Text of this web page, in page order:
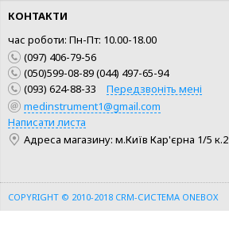
КУПИТИ
ШВИДКА ПОКУПКА
КОНТАКТИ
час роботи: Пн-Пт: 10.00-18.00
(097) 406-79-56
(050)599-08-89 (044) 497-65-94
(093) 624-88-33
Передзвоніть мені
medinstrument1@gmail.com
Написати листа
Адреса магазину: м.Київ Кар'єрна 1/5 к.2
COPYRIGHT © 2010-2018 CRM-СИСТЕМА ONEBOX